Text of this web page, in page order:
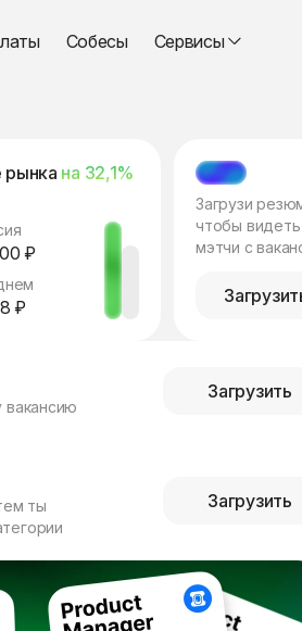
Собесы Сервисы
на 32,1%
₽
₽
МЭТЧ
Загрузи
чтобы видеть
мэтчи с
вакансию
Загрузить
ты
Загрузить